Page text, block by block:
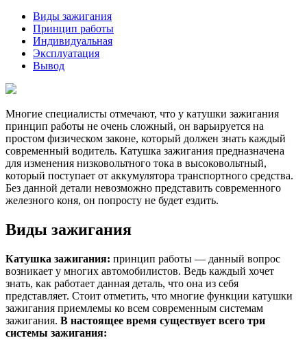
Виды зажигания
Принцип работы
Индивидуальная
Эксплуатация
Вывод
Многие специалисты отмечают, что у катушки зажигания
принцип работы не очень сложный, он варьируется на
простом физическом законе, который должен знать каждый
современный водитель. Катушка зажигания предназначена
для изменения низковольтного тока в высоковольтный,
который поступает от аккумулятора транспортного средства.
Без данной детали невозможно представить современного
железного коня, он попросту не будет ездить.
Виды зажигания
Катушка зажигания: принцип работы — данный вопрос
возникает у многих автомобилистов. Ведь каждый хочет
знать, как работает данная деталь, что она из себя
представляет. Стоит отметить, что многие функции катушки
зажигания приемлемы ко всем современным системам
зажигания. В настоящее время существует всего три
системы зажигания: